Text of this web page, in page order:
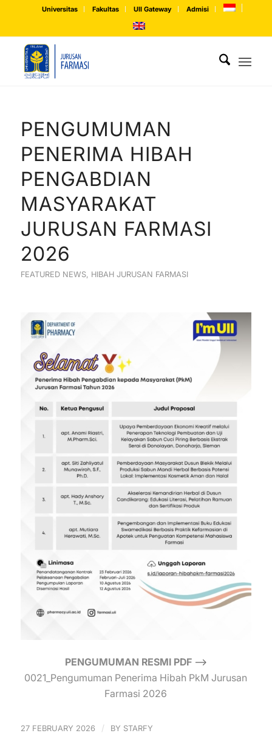
Universitas Fakultas UII Gateway Admisi
PENGUMUMAN
PENERIMA HIBAH
PENGABDIAN
MASYARAKAT
JURUSAN FARMASI
2026
FEATURED NEWS, HIBAH JURUSAN FARMASI
PENGUMUMAN RESMI PDF—->
0021_Pengumuman Penerima Hibah PkM Jurusan
Farmasi 2026
27 FEBRUARY 2026 / BY STARFY